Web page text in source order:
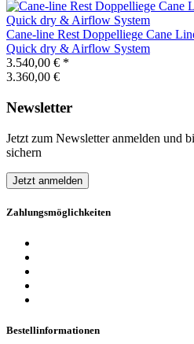
Cane-line Rest Doppelliege Cane
Quick dry & Airflow System
3.540,00 € *
3.360,00 €
Newsletter
Jetzt zum Newsletter anmelden und
sichern
Jetzt anmelden
Zahlungsmöglichkeiten
Bestellinformationen